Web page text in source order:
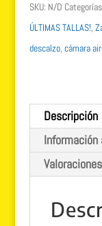
hombre
cantidad
SKU: N/D
ÚLTIMAS TALLAS!,
descalzo, cámara
Descripción
Información